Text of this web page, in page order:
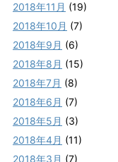
2018年11月 (19)
2018年10月 (7)
2018年9月 (6)
2018年8月 (15)
2018年7月 (8)
2018年6月 (7)
2018年5月 (3)
2018年4月 (11)
2018年3月 (7)